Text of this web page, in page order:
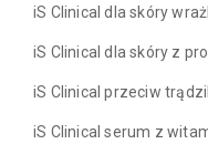
iS Clinical dla skóry
iS Clinical dla skóry z
iS Clinical przeciw
iS Clinical serum z